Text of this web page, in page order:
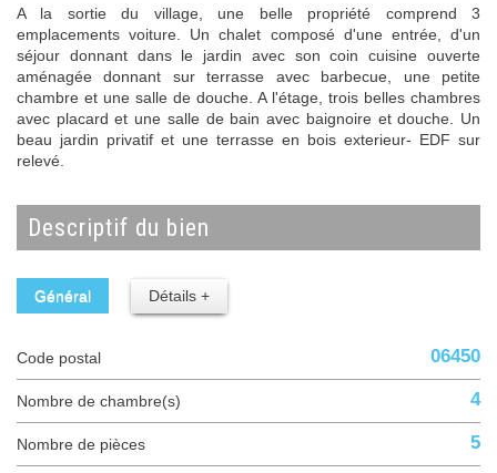
A la sortie du village, une belle propriété comprend 3
emplacements voiture. Un chalet composé d'une entrée, d'un
séjour donnant dans le jardin avec son coin cuisine ouverte
aménagée donnant sur terrasse avec barbecue, une petite
chambre et une salle de douche. A l'étage, trois belles chambres
avec placard et une salle de bain avec baignoire et douche. Un
beau jardin privatif et une terrasse en bois exterieur- EDF sur
relevé.
descriptif du bien
Général Détails +
Code postal 06450
Nombre de chambre(s) 4
Nombre de pièces 5